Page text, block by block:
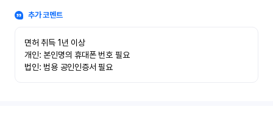
추가 코멘트
면허 취득 1년 이상
개인: 본인명의 휴대폰 번호 필요
법인: 범용 공인인증서 필요